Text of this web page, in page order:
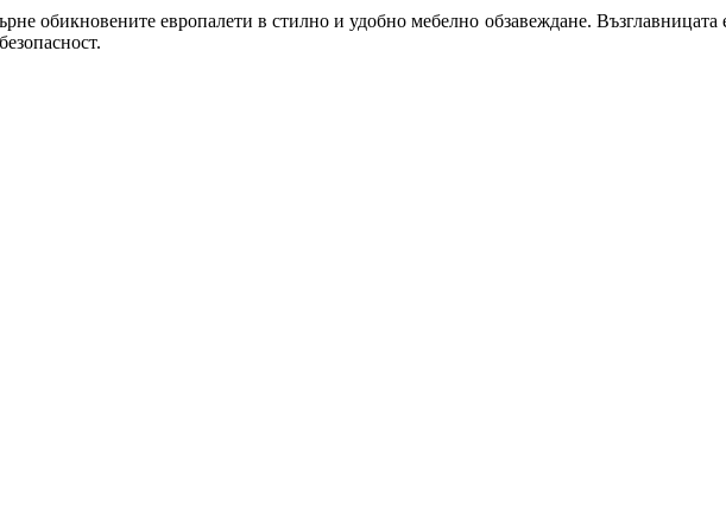
обикновените европалети в стилно и удобно мебелно обзавеждане.